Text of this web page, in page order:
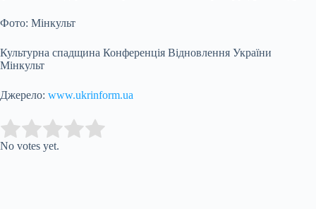
Фото: Мінкульт
Культурна спадщина Конференція Відновлення України
Мінкульт
Джерело: www.ukrinform.ua
Rate this item:
No votes yet.